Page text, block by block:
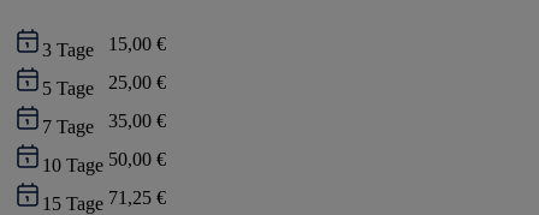
3 Tage 15,00 €
5 Tage 25,00 €
7 Tage 35,00 €
10 Tage 50,00 €
15 Tage 71,25 €